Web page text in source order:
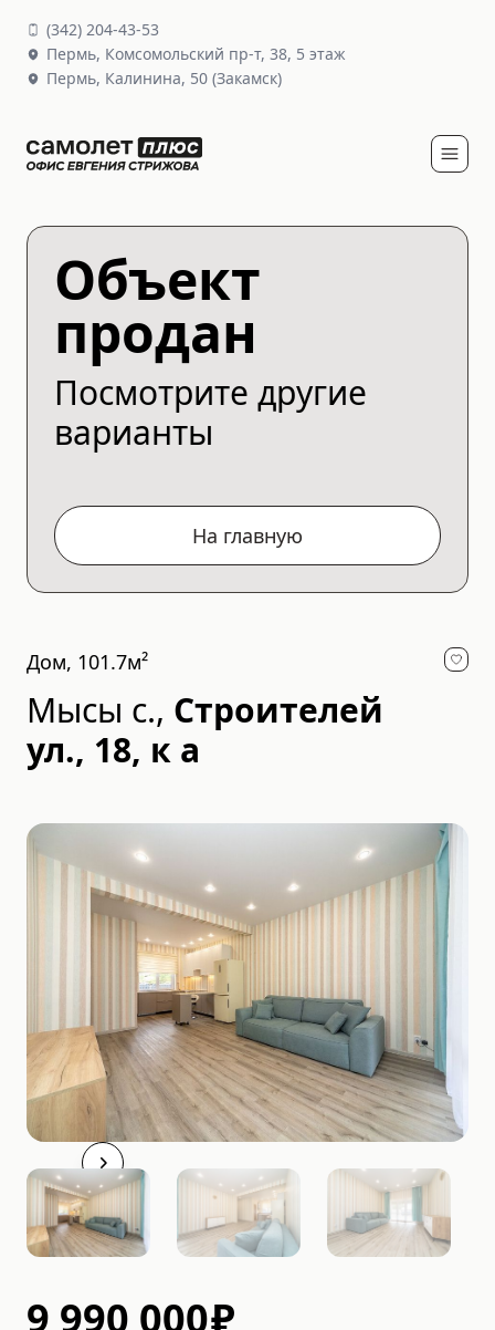
(342) 204-43-53
Пермь, Комсомольский пр-т, 38, 5 этаж
Пермь, Калинина, 50 (Закамск)
Объект
продан
Посмотрите другие
варианты
На главную
Дом, 101.7м²
Мысы с., Строителей
ул., 18, к а
9 990 000₽